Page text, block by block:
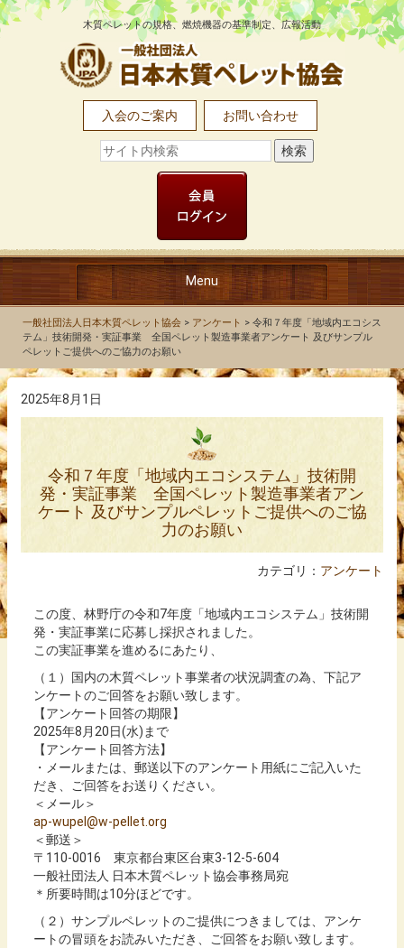
木質ペレットの規格、燃焼機器の基準制定、広報活動
入会のご案内 お問い合わせ
Menu
TOP
協会について
木質ペレットとは
木質ペレット燃料JAS0030品質規格
資料
一般社団法人日本木質ペレット協会 > アンケート > 令和７年度「地域内エコシス
テム」技術開発・実証事業 全国ペレット製造事業者アンケート 及びサンプル
ペレットご提供へのご協力のお願い
2025年8月1日
令和７年度「地域内エコシステム」技術開
発・実証事業 全国ペレット製造事業者アン
ケート 及びサンプルペレットご提供へのご協
力のお願い
カテゴリ： アンケート
この度、林野庁の令和7年度「地域内エコシステム」技術開
発・実証事業に応募し採択されました。
この実証事業を進めるにあたり、
（１）国内の木質ペレット事業者の状況調査の為、下記ア
ンケートのご回答をお願い致します。
【アンケート回答の期限】
2025年8月20日(水)まで
【アンケート回答方法】
・メールまたは、郵送以下のアンケート用紙にご記入いた
だき、ご回答をお送りください。
＜メール＞
ap-wupel@w-pellet.org
＜郵送＞
〒110-0016 東京都台東区台東3-12-5-604
一般社団法人 日本木質ペレット協会事務局宛
＊所要時間は10分ほどです。
（２）サンプルペレットのご提供につきましては、アンケ
ートの冒頭をお読みいただき、ご回答をお願い致します。